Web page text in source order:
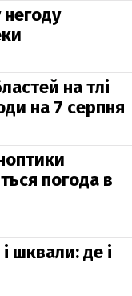
негоду
на тлі
на 7 серпня
погода в
шквали: де і